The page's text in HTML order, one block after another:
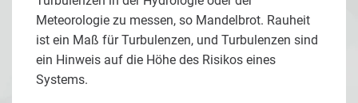
Meteorologie zu messen, so Mandelbrot. Rauheit
ist ein Maß für Turbulenzen, und Turbulenzen sind
ein Hinweis auf die Höhe des Risikos eines
Systems.